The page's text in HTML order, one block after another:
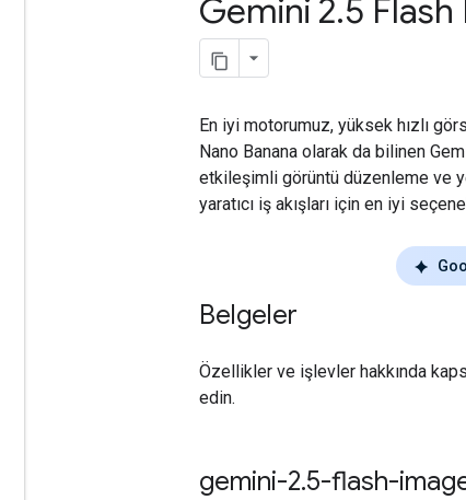
Gemini 2.5
En iyi motorumuz, yüksek hızlı
Nano Banana olarak da bilinen
etkileşimli görüntü düzenleme ve
yaratıcı iş akışları için en iyi
Belgeler
Özellikler ve işlevler hakkında
edin.
gemini-2.5-flash-